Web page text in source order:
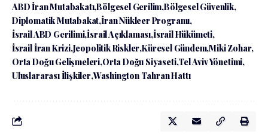
ABD İran Mutabakatı Bölgesel Gerilim Bölgesel Güvenlik
Diplomatik Mutabakat İran Nükleer Programı
İsrail ABD Gerilimi İsrail Açıklaması İsrail Hükümeti
İsrail İran Krizi Jeopolitik Riskler Küresel Gündem Miki Zohar
Orta Doğu Gelişmeleri Orta Doğu Siyaseti Tel Aviv Yönetimi
Uluslararası İlişkiler Washington Tahran Hattı